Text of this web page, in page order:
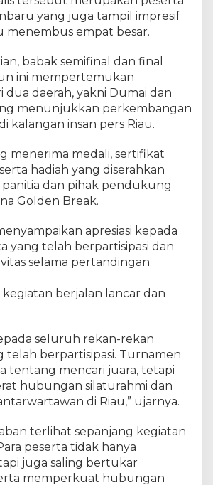
,
F
n
a
u
m
W
a
r
a
P
e
t
a
n
G
e
a
r
u
yang juga tampil impresif
menembus empat besar.
babak semifinal dan final
ini mempertemukan
dua daerah, yakni Dumai dan
menunjukkan perkembangan
kalangan insan pers Riau.
menerima medali, sertifikat
hadiah yang diserahkan
panitia dan pihak pendukung
Golden Break.
apresiasi kepada
yang telah berpartisipasi dan
selama pertandingan
berjalan lancar dan
seluruh rekan-rekan
telah berpartisipasi. Turnamen
tentang mencari juara, tetapi
hubungan silaturahmi dan
di Riau,” ujarnya.
terlihat sepanjang kegiatan
peserta tidak hanya
juga saling bertukar
memperkuat hubungan